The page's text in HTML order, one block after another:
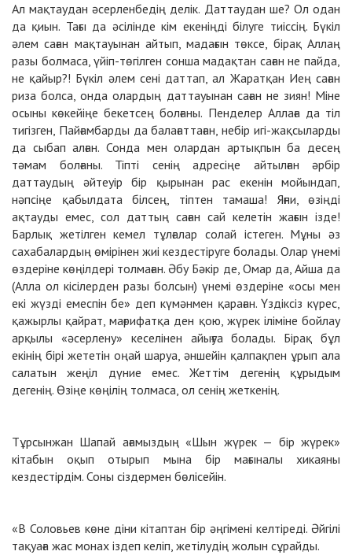
Ал мақтаудан әсерленбедің делік. Даттаудан ше? Ол одан
да қиын. Тағы да әсілінде кім екеніңді білуге тиіссің. Бүкіл
әлем саған мақтауынан айтып, мадағын төксе, бірақ Аллаң
разы болмаса, үйіп-төгілген сонша мадақтан саған не пайда,
не қайыр?! Бүкіл әлем сені даттап, ал Жаратқан Иең саған
риза болса, онда олардың даттауынан саған не зиян! Міне
осыны көкейіңе бекетсең болғаны. Пенделер Аллаға да тіл
тигізген, Пайғамбарды да балағаттаған, небір игі-жақсыларды
да сыбап алған. Сонда мен олардан артықпын ба десең
тәмам болғаны. Тіпті сенің адресіңе айтылған әрбір
даттаудың әйтеуір бір қырынан рас екенін мойындап,
нәпсіңе қабылдата білсең, тіптен тамаша! Яғни, өзіңді
ақтауды емес, сол даттың саған сай келетін жағын ізде!
Барлық жетілген кемел тұлғалар солай істеген. Мұны әз
сахабалардың өмірінен жиі кездестіруге болады. Олар үнемі
өздеріне көңілдері толмаған. Әбу Бәкір де, Омар да, Айша да
(Алла ол кісілерден разы болсын) үнемі өздеріне «осы мен
екі жүзді емеспін бе» деп күмәнмен қараған. Үздіксіз күрес,
қажырлы қайрат, мағрифатқа ден қою, жүрек іліміне бойлау
арқылы «әсерлену» кеселінен айығуа болады. Бірақ бұл
екінің бірі жететін оңай шаруа, әншейін қалпақпен ұрып ала
салатын жеңіл дүние емес. Жеттім дегенің құрыдым
дегенің. Өзіңе көңілің толмаса, ол сенің жеткенің.
Тұрсынжан Шапай ағамыздың «Шын жүрек — бір жүрек»
кітабын оқып отырып мына бір мағыналы хикаяны
кездестірдім. Соны сіздермен бөлісейін.
«В Соловьев көне діни кітаптан бір әңгімені келтіреді. Әйгілі
тақуаға жас монах іздеп келіп, жетілудің жолын сұрайды.